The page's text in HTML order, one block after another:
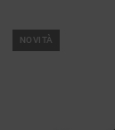
NOVITÀ